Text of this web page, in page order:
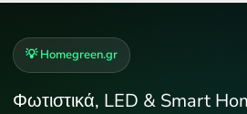
💡 Homegreen.gr
Φωτιστικά, LED & Smart